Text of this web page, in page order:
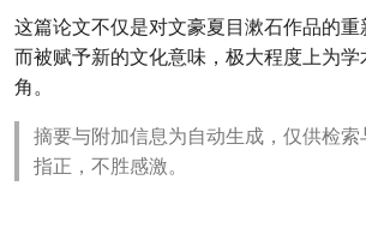
这篇论文不仅是对文豪夏目漱石作品的
而被赋予新的文化意味，极大程度上为
角。
摘要与附加信息为自动生成，仅供检
指正，不胜感激。